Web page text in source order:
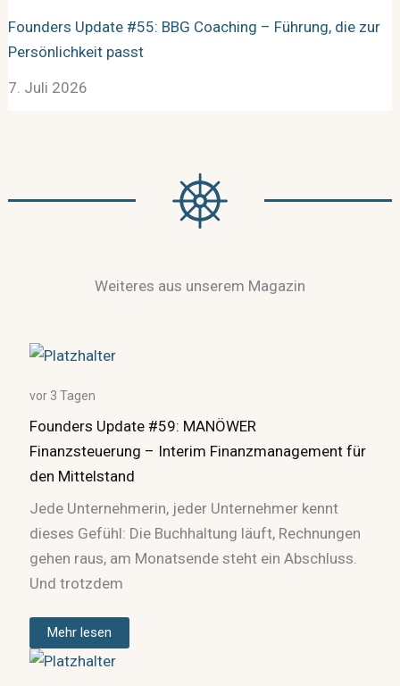
Founders Update #55: BBG Coaching – Führung, die zur
Persönlichkeit passt
7. Juli 2026
Weiteres aus unserem Magazin
vor 3 Tagen
Founders Update #59: MANÖWER
Finanzsteuerung – Interim Finanzmanagement für
den Mittelstand
Jede Unternehmerin, jeder Unternehmer kennt
dieses Gefühl: Die Buchhaltung läuft, Rechnungen
gehen raus, am Monatsende steht ein Abschluss.
Und trotzdem
Mehr lesen